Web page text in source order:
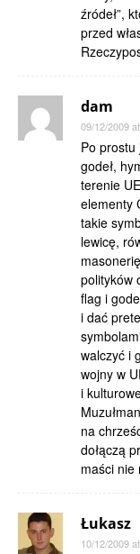
źródeł”,
przed
dam
09/12/2009
Po prostu
godeł,
terenie
elementy
takie
lewicę,
polityków
flag i
i dać
walczyć i
wojny w
i
na
dołączą
maści nie
Łukasz
10/12/2009